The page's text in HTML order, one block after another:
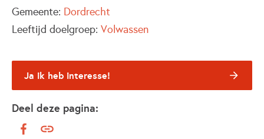
Gemeente: Dordrecht
Leeftijd doelgroep: Volwassen
Ja ik heb interesse!
Deel deze pagina: